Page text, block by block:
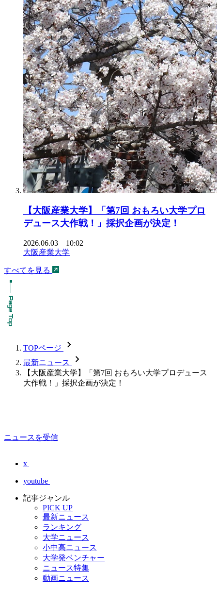
【大阪産業大学】「第7回 おもろい大学プロ
デュース大作戦！」採択企画が決定！
2026.06.03 10:02
大阪産業大学
すべてを見る
TOPページ chevron_forward
最新ニュース chevron_forward
【大阪産業大学】「第7回 おもろい大学プロデュース
大作戦！」採択企画が決定！
ニュースを受信
x
youtube
記事ジャンル
PICK UP
最新ニュース
ランキング
大学ニュース
小中高ニュース
大学発ベンチャー
ニュース特集
動画ニュース